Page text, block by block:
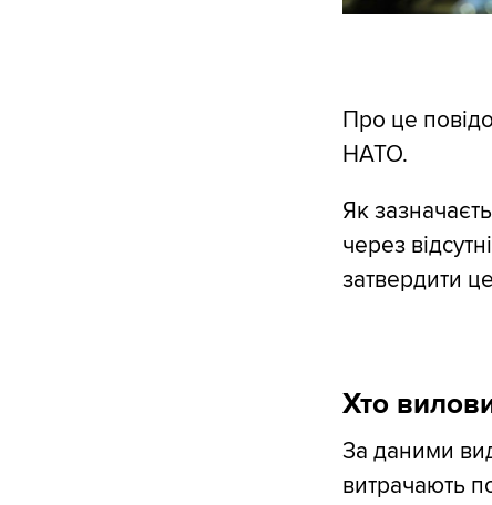
Про це
НАТО.
Як
через
затвердити
Хто
За даними
витрачають